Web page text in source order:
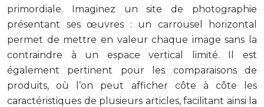
primordiale. Imaginez un site de photographie
présentant ses œuvres : un carrousel horizontal
permet de mettre en valeur chaque image sans la
contraindre à un espace vertical limité. Il est
également pertinent pour les comparaisons de
produits, où l’on peut afficher côte à côte les
caractéristiques de plusieurs articles, facilitant ainsi la